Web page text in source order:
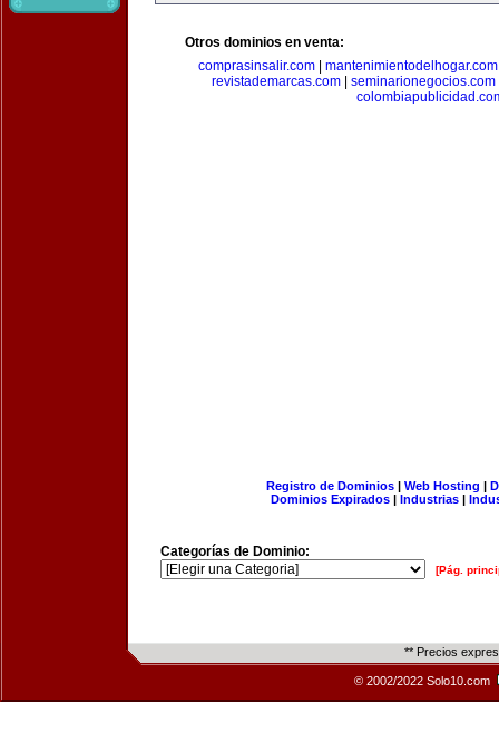
Otros dominios en venta:
comprasinsalir.com
mantenimientodelhogar.com
revistademarcas.com
seminarionegocios.com
Registro de Dominios| Web Hosting |
Dominios Expirados | Industrias |
Categorías de Dominio:
[Pág.
** Precios
© 2002/2022 Solo10.com